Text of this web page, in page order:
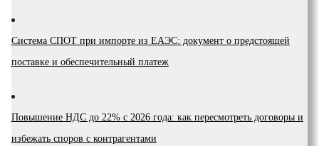
Система СПОТ при импорте из ЕАЭС: документ о предстоящей
поставке и обеспечительный платеж
Повышение НДС до 22% с 2026 года: как пересмотреть договоры и
избежать споров с контрагентами